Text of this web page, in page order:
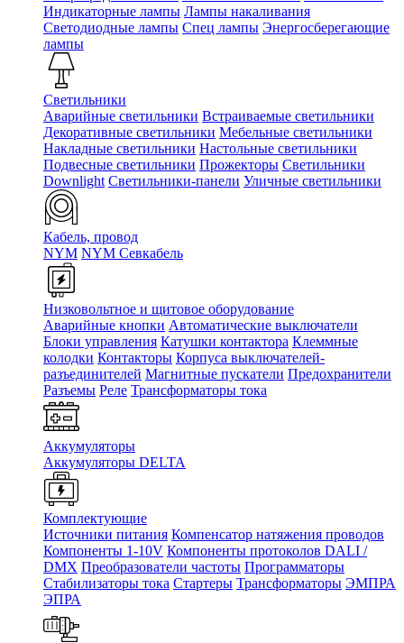
Индикаторные лампы Лампы накаливания
Светодиодные лампы Спец лампы Энергосберегающие
лампы
Светильники
Аварийные светильники Встраиваемые светильники
Декоративные светильники Мебельные светильники
Накладные светильники Настольные светильники
Подвесные светильники Прожекторы Светильники
Downlight Светильники-панели Уличные светильники
Кабель, провод
NYM NYM Севкабель
Низковольтное и щитовое оборудование
Аварийные кнопки Автоматические выключатели
Блоки управления Катушки контактора Клеммные
колодки Контакторы Корпуса выключателей-
разъединителей Магнитные пускатели Предохранители
Разъемы Реле Трансформаторы тока
Аккумуляторы
Аккумуляторы DELTA
Комплектующие
Источники питания Компенсатор натяжения проводов
Компоненты 1-10V Компоненты протоколов DALI /
DMX Преобразователи частоты Программаторы
Стабилизаторы тока Стартеры Трансформаторы ЭМПРА
ЭПРА